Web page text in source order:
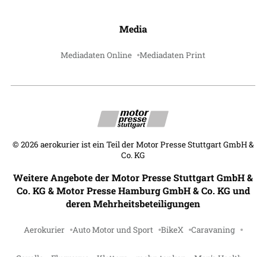
Media
Mediadaten Online Mediadaten Print
© 2026 aerokurier ist ein Teil der Motor Presse Stuttgart GmbH &
Co. KG
Weitere Angebote der Motor Presse Stuttgart GmbH &
Co. KG & Motor Presse Hamburg GmbH & Co. KG und
deren Mehrheitsbeteiligungen
Aerokurier Auto Motor und Sport BikeX Caravaning